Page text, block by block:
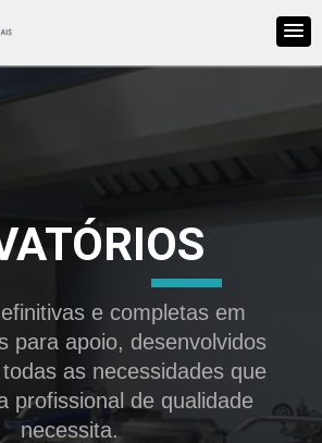
HOME
e completas em
para apoio, desenvolvidos
as necessidades que
profissional de qualidade
necessita.